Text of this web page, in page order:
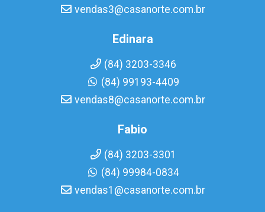
vendas3@casanorte.com.br
Edinara
(84) 3203-3346
(84) 99193-4409
vendas8@casanorte.com.br
Fabio
(84) 3203-3301
(84) 99984-0834
vendas1@casanorte.com.br